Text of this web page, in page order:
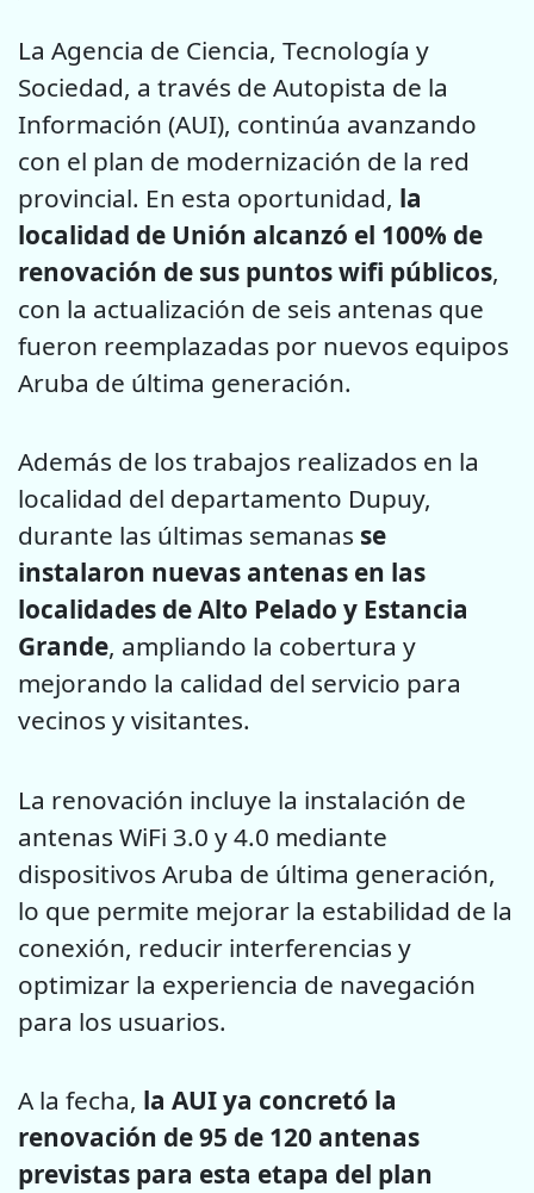
La Agencia de Ciencia, Tecnología y
Sociedad, a través de Autopista de la
Información (AUI), continúa avanzando
con el plan de modernización de la red
provincial. En esta oportunidad, la
localidad de Unión alcanzó el 100% de
renovación de sus puntos wifi públicos,
con la actualización de seis antenas que
fueron reemplazadas por nuevos equipos
Aruba de última generación.
Además de los trabajos realizados en la
localidad del departamento Dupuy,
durante las últimas semanas se
instalaron nuevas antenas en las
localidades de Alto Pelado y Estancia
Grande, ampliando la cobertura y
mejorando la calidad del servicio para
vecinos y visitantes.
La renovación incluye la instalación de
antenas WiFi 3.0 y 4.0 mediante
dispositivos Aruba de última generación,
lo que permite mejorar la estabilidad de la
conexión, reducir interferencias y
optimizar la experiencia de navegación
para los usuarios.
A la fecha, la AUI ya concretó la
renovación de 95 de 120 antenas
previstas para esta etapa del plan